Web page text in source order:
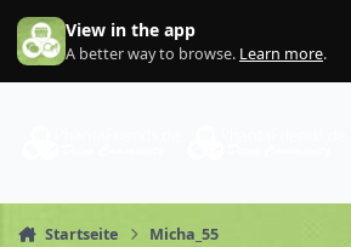
Zum Inhalt springen
View in the app
A better way to browse. Learn more.
Startseite Micha_55